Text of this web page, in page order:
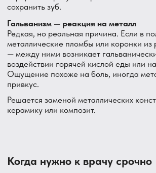
Шаг 1 — Осмотр и снимок. Осматриваю зуб, делаю
прицельный рентген. Проверяю реакцию на горячее и
холодное специальными тестами. Если нужно — КТ,
чтобы увидеть корни и окружающую кость детально.
Шаг 2 — Определяю стадию. Обратимый пульпит или
необратимый — от этого зависит план. Рассказываю всё
прямо, показываю снимок, объясняю варианты.
Шаг 3 — Лечение под хорошей анестезией:
Глубокий кариес без пульпита — пломба с
лечебной прокладкой, наблюдение
Обратимый пульпит — попытка сохранить нерв с
лечебными прокладками (не всегда возможно,
необходимости резекция верхушки
Трещина — пломба, вкладка или коронка в
Как мы лечим в DentAvenue